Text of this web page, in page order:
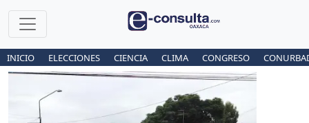
INICIO ELECCIONES CIENCIA CLIMA CONGRESO